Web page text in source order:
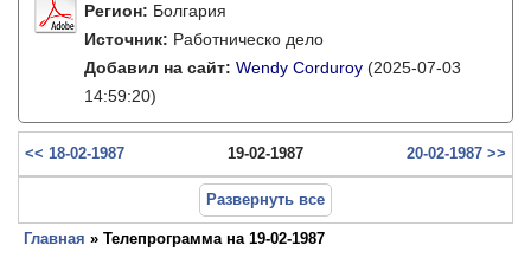
Регион: Болгария
Источник: Работническо дело
Добавил на сайт: Wendy Corduroy (2025-07-03
14:59:20)
<< 18-02-1987 19-02-1987 20-02-1987 >>
Развернуть все
Главная » Телепрограмма на 19-02-1987